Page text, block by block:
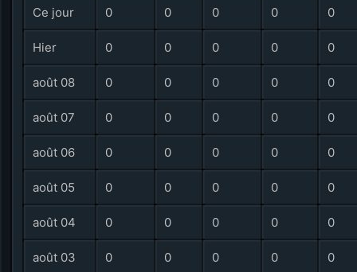
Ce jour 0 0 0 0 0
Hier 0 0 0 0 0
août 08 0 0 0 0 0
août 07 0 0 0 0 0
août 06 0 0 0 0 0
août 05 0 0 0 0 0
août 04 0 0 0 0 0
août 03 0 0 0 0 0